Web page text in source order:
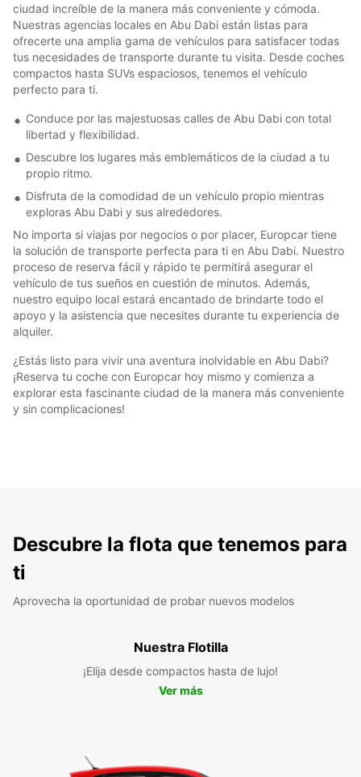
ciudad increíble de la manera más conveniente y cómoda.
Nuestras agencias locales en Abu Dabi están listas para
ofrecerte una amplia gama de vehículos para satisfacer todas
tus necesidades de transporte durante tu visita. Desde coches
compactos hasta SUVs espaciosos, tenemos el vehículo
perfecto para ti.
Conduce por las majestuosas calles de Abu Dabi con total
libertad y flexibilidad.
Descubre los lugares más emblemáticos de la ciudad a tu
propio ritmo.
Disfruta de la comodidad de un vehículo propio mientras
exploras Abu Dabi y sus alrededores.
No importa si viajas por negocios o por placer, Europcar tiene
la solución de transporte perfecta para ti en Abu Dabi. Nuestro
proceso de reserva fácil y rápido te permitirá asegurar el
vehículo de tus sueños en cuestión de minutos. Además,
nuestro equipo local estará encantado de brindarte todo el
apoyo y la asistencia que necesites durante tu experiencia de
alquiler.
¿Estás listo para vivir una aventura inolvidable en Abu Dabi?
¡Reserva tu coche con Europcar hoy mismo y comienza a
explorar esta fascinante ciudad de la manera más conveniente
y sin complicaciones!
Descubre la flota que tenemos para
ti
Aprovecha la oportunidad de probar nuevos modelos
Nuestra Flotilla
¡Elija desde compactos hasta de lujo!
Ver más